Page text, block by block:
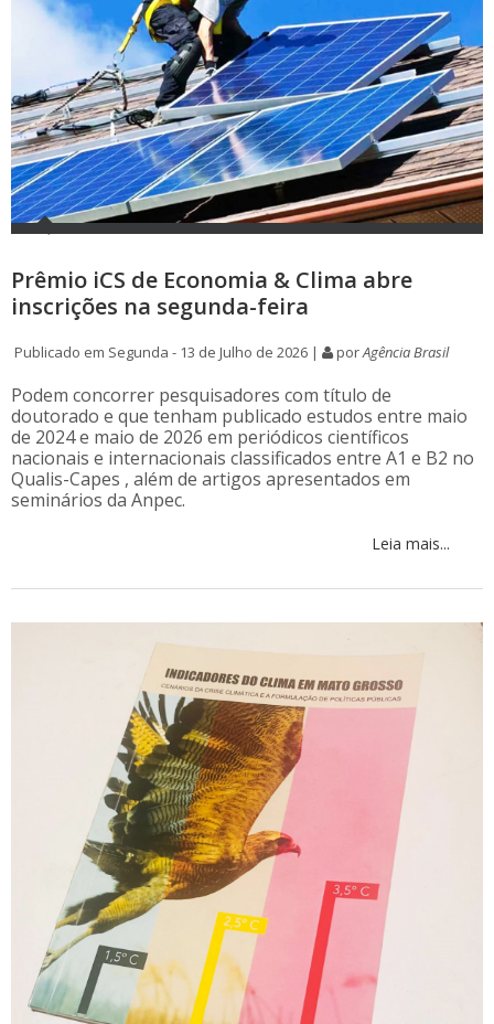
Prêmio iCS de Economia & Clima abre
inscrições na segunda-feira
Publicado em Segunda - 13 de Julho de 2026 | porAgência Brasil
Podem concorrer pesquisadores com título de
doutorado e que tenham publicado estudos entre maio
de 2024 e maio de 2026 em periódicos científicos
nacionais e internacionais classificados entre A1 e B2 no
Qualis-Capes , além de artigos apresentados em
seminários da Anpec.
Leia mais...